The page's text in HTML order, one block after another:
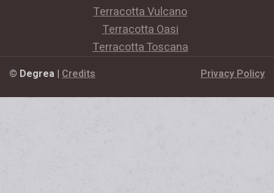
Terracotta Vulcano
Terracotta Oasi
Terracotta Toscana
© Degrea | Credits Privacy Policy